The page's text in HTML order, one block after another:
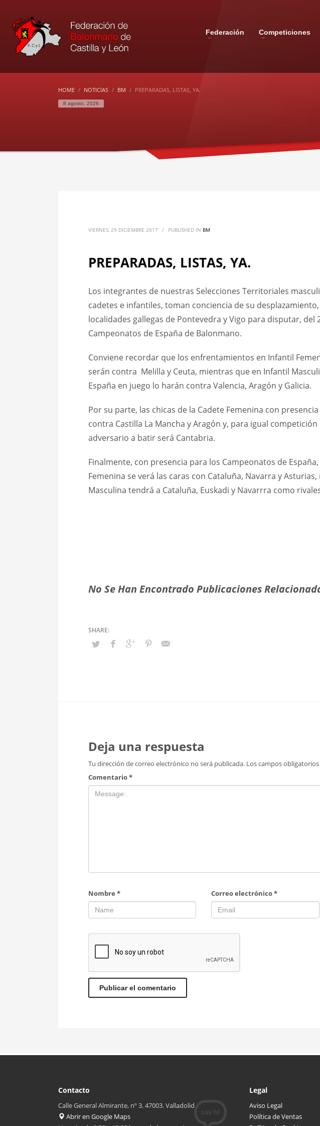
Federación Competiciones
HOME NOTICIAS BM PREPARADAS, LISTAS, YA.
8 agosto, 2026
VIERNES, 29 DICIEMBRE 2017 / PUBLISHED IN BM
PREPARADAS, LISTAS, YA.
Los integrantes de nuestras Selecciones Territoriales
cadetes e infantiles, toman conciencia de su
localidades gallegas de Pontevedra y Vigo para disputar, del
Campeonatos de España de Balonmano.
Conviene recordar que los enfrentamientos en Infantil
serán contra Melilla y Ceuta, mientras que en Infantil
España en juego lo harán contra Valencia, Aragón y Galicia.
Por su parte, las chicas de la Cadete Femenina con
contra Castilla La Mancha y Aragón y, para igual competición
adversario a batir será Cantabria.
Finalmente, con presencia para los Campeonatos de
Femenina se verá las caras con Cataluña, Navarra y
Masculina tendrá a Cataluña, Euskadi y Navarrra como
No Se Han Encontrado Publicaciones
Deja una respuesta
Tu dirección de correo electrónico no será publicada. Los campos
Comentario*
Nombre * Correo electrónico*
Contacto
Calle General Almirante, nº 3. 47003. Valladolid
Abrir en Google Maps
Legal
Aviso Legal
Política de Ventas